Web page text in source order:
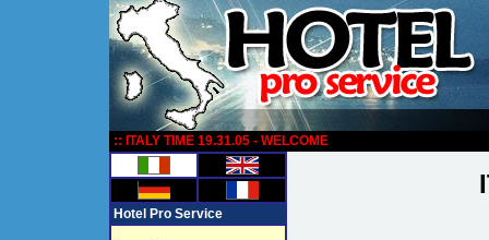
:: ITALY TIME 19.31.05 - WELCOME
Hotel Pro Service